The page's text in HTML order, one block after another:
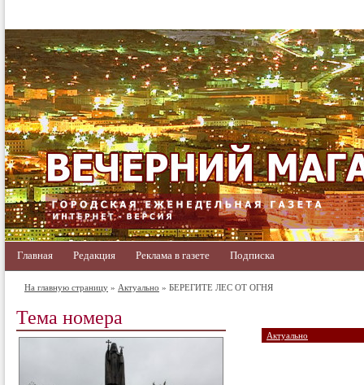
Главная Редакция Реклама в газете Подписка
На главную страницу » Актуально » БЕРЕГИТЕ ЛЕС ОТ ОГНЯ
Тема номера
Актуально